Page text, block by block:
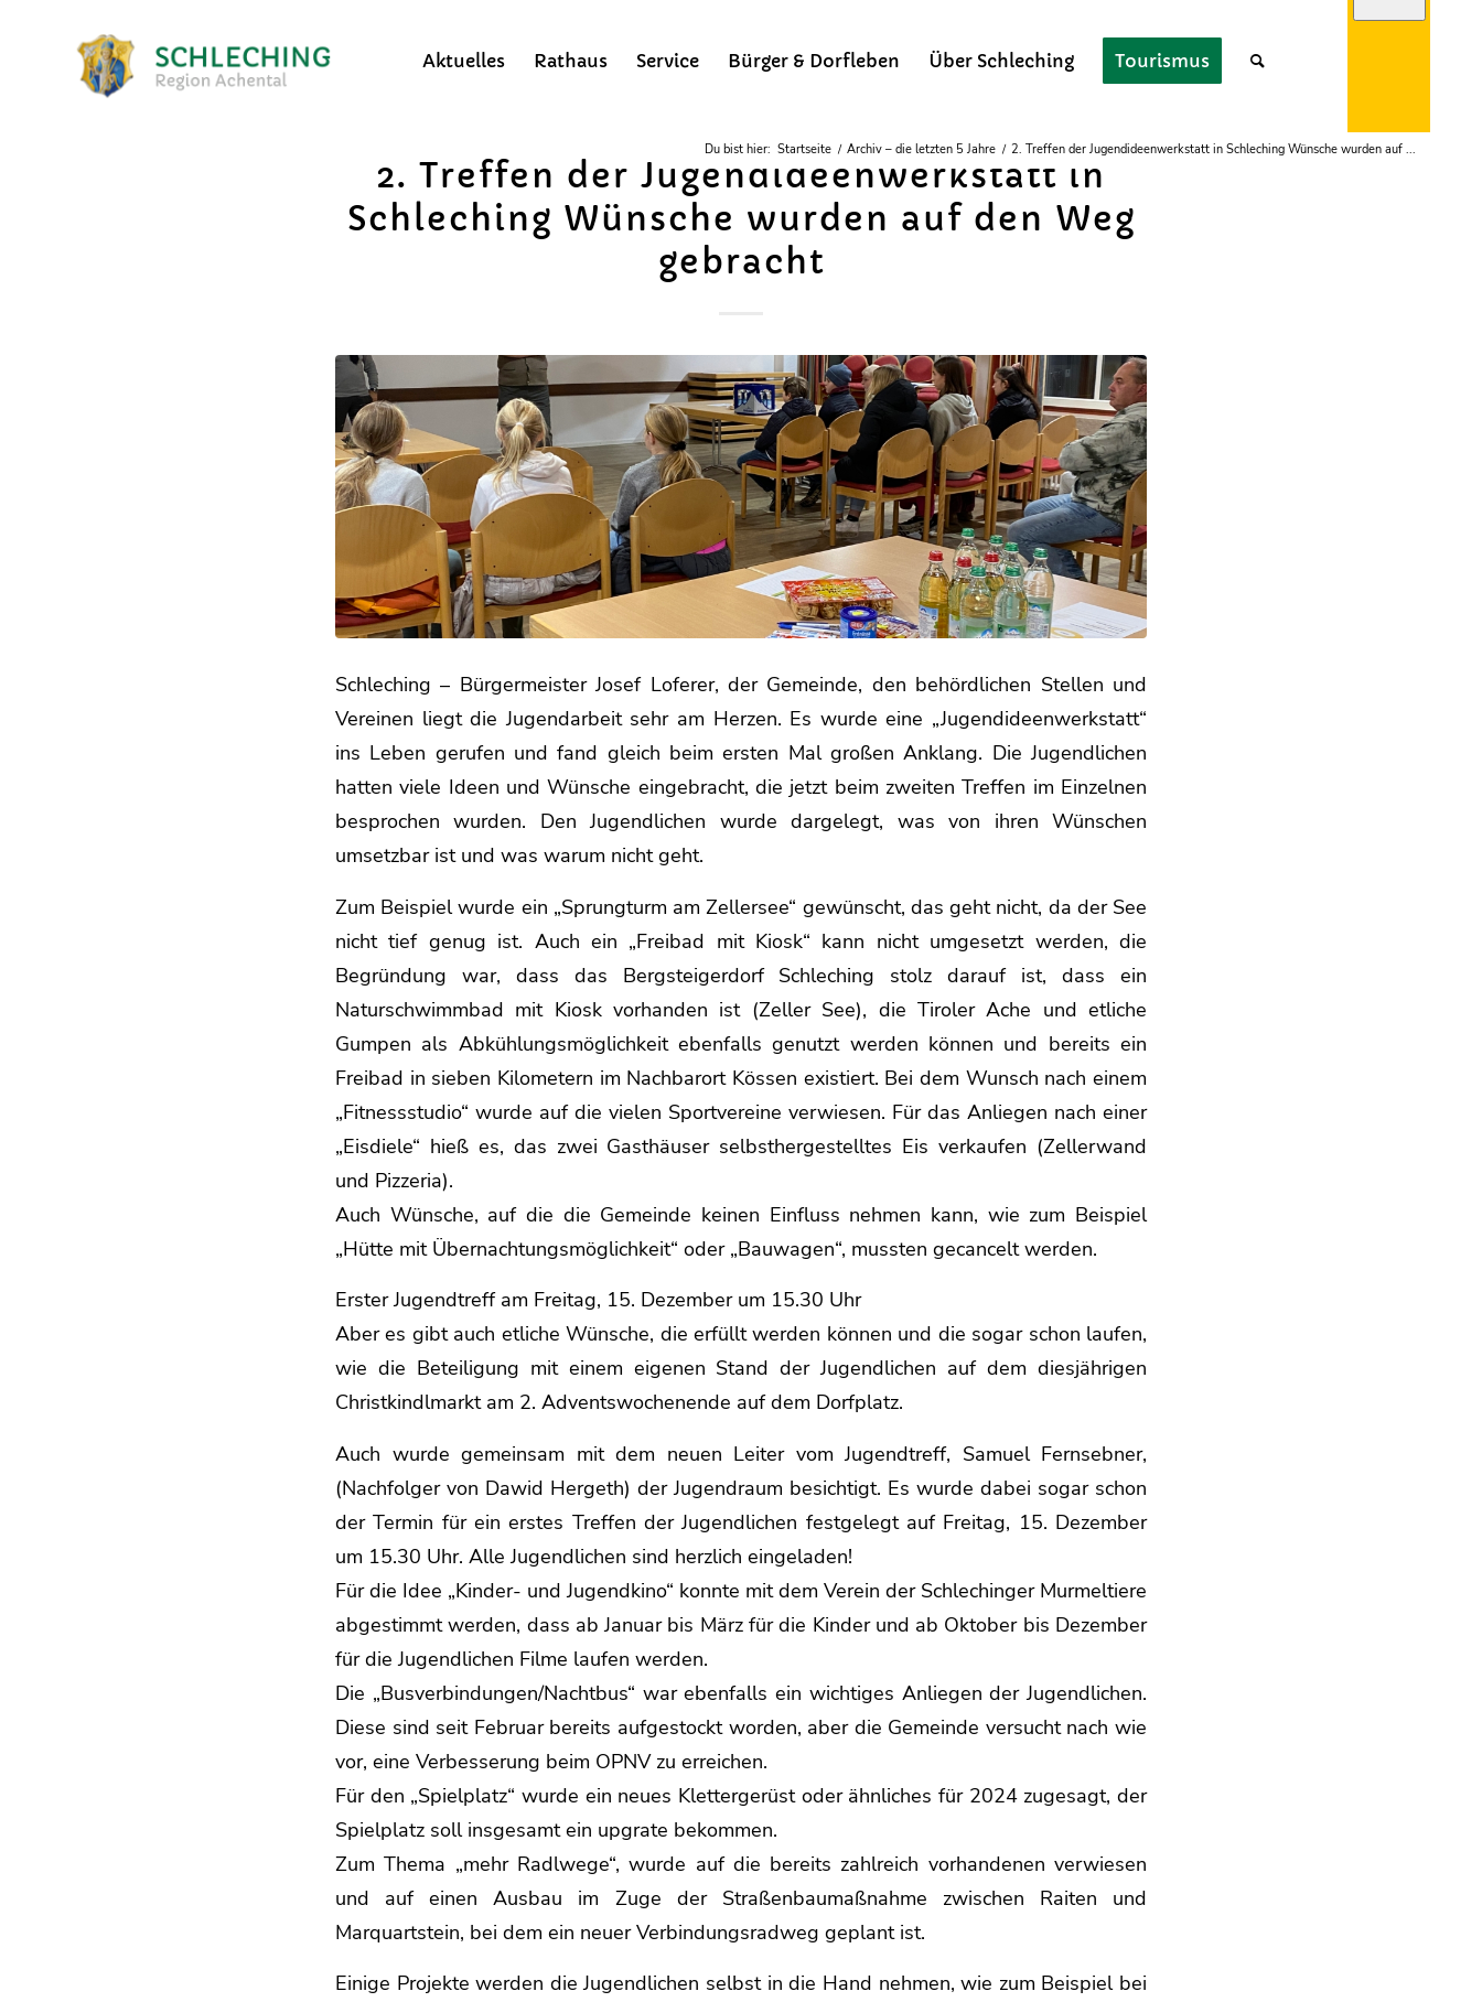
Aktuelles Rathaus Service Bürger & Dorfleben Über Schleching Tourismus
Du bist hier: Startseite / Archiv – die letzten 5 Jahre / 2. Treffen der Jugendideenwerkstatt in Schleching Wünsche wurden auf ...
2. Treffen der Jugendideenwerkstatt in
Schleching Wünsche wurden auf den Weg
gebracht
Schleching – Bürgermeister Josef Loferer, der Gemeinde, den behördlichen Stellen und
Vereinen liegt die Jugendarbeit sehr am Herzen. Es wurde eine „Jugendideenwerkstatt“
ins Leben gerufen und fand gleich beim ersten Mal großen Anklang. Die Jugendlichen
hatten viele Ideen und Wünsche eingebracht, die jetzt beim zweiten Treffen im Einzelnen
besprochen wurden. Den Jugendlichen wurde dargelegt, was von ihren Wünschen
umsetzbar ist und was warum nicht geht.
Zum Beispiel wurde ein „Sprungturm am Zellersee“ gewünscht, das geht nicht, da der See
nicht tief genug ist. Auch ein „Freibad mit Kiosk“ kann nicht umgesetzt werden, die
Begründung war, dass das Bergsteigerdorf Schleching stolz darauf ist, dass ein
Naturschwimmbad mit Kiosk vorhanden ist (Zeller See), die Tiroler Ache und etliche
Gumpen als Abkühlungsmöglichkeit ebenfalls genutzt werden können und bereits ein
Freibad in sieben Kilometern im Nachbarort Kössen existiert. Bei dem Wunsch nach einem
„Fitnessstudio“ wurde auf die vielen Sportvereine verwiesen. Für das Anliegen nach einer
„Eisdiele“ hieß es, das zwei Gasthäuser selbsthergestelltes Eis verkaufen (Zellerwand
und Pizzeria).
Auch Wünsche, auf die die Gemeinde keinen Einfluss nehmen kann, wie zum Beispiel
„Hütte mit Übernachtungsmöglichkeit“ oder „Bauwagen“, mussten gecancelt werden.
Erster Jugendtreff am Freitag, 15. Dezember um 15.30 Uhr
Aber es gibt auch etliche Wünsche, die erfüllt werden können und die sogar schon laufen,
wie die Beteiligung mit einem eigenen Stand der Jugendlichen auf dem diesjährigen
Christkindlmarkt am 2. Adventswochenende auf dem Dorfplatz.
Auch wurde gemeinsam mit dem neuen Leiter vom Jugendtreff, Samuel Fernsebner,
(Nachfolger von Dawid Hergeth) der Jugendraum besichtigt. Es wurde dabei sogar schon
der Termin für ein erstes Treffen der Jugendlichen festgelegt auf Freitag, 15. Dezember
um 15.30 Uhr. Alle Jugendlichen sind herzlich eingeladen!
Für die Idee „Kinder- und Jugendkino“ konnte mit dem Verein der Schlechinger Murmeltiere
abgestimmt werden, dass ab Januar bis März für die Kinder und ab Oktober bis Dezember
für die Jugendlichen Filme laufen werden.
Die „Busverbindungen/Nachtbus“ war ebenfalls ein wichtiges Anliegen der Jugendlichen.
Diese sind seit Februar bereits aufgestockt worden, aber die Gemeinde versucht nach wie
vor, eine Verbesserung beim OPNV zu erreichen.
Für den „Spielplatz“ wurde ein neues Klettergerüst oder ähnliches für 2024 zugesagt, der
Spielplatz soll insgesamt ein upgrate bekommen.
Zum Thema „mehr Radlwege“, wurde auf die bereits zahlreich vorhandenen verwiesen
und auf einen Ausbau im Zuge der Straßenbaumaßnahme zwischen Raiten und
Marquartstein, bei dem ein neuer Verbindungsradweg geplant ist.
Einige Projekte werden die Jugendlichen selbst in die Hand nehmen, wie zum Beispiel bei